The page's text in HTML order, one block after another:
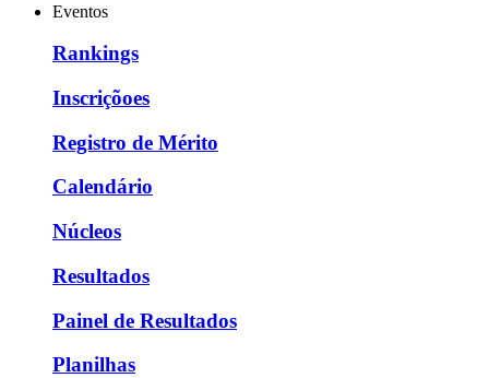
Eventos
Rankings
Inscriçõoes
Registro de Mérito
Calendário
Núcleos
Resultados
Painel de Resultados
Planilhas